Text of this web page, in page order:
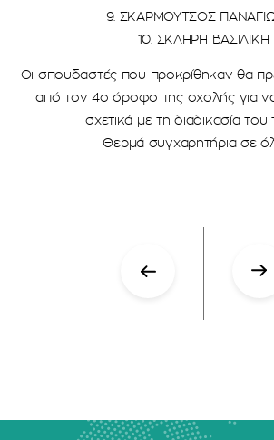
9. ΣΚΑΡΜΟΥΤΣΟΣ
10. ΣΚΛΗΡΗ ΒΑΣΙΛΙΚΗ
Οι σπουδαστές που προκρίθηκαν θα
από τον 4ο όροφο της σχολής για
σχετικά με τη διαδικασία του
Θερμά συγχαρητήρια σε